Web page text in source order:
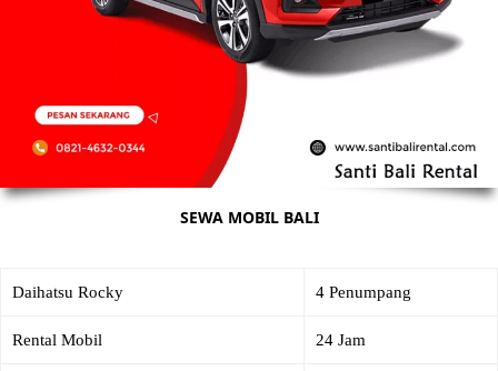
SEWA MOBIL BALI
Daihatsu Rocky 4 Penumpang
Rental Mobil 24 Jam